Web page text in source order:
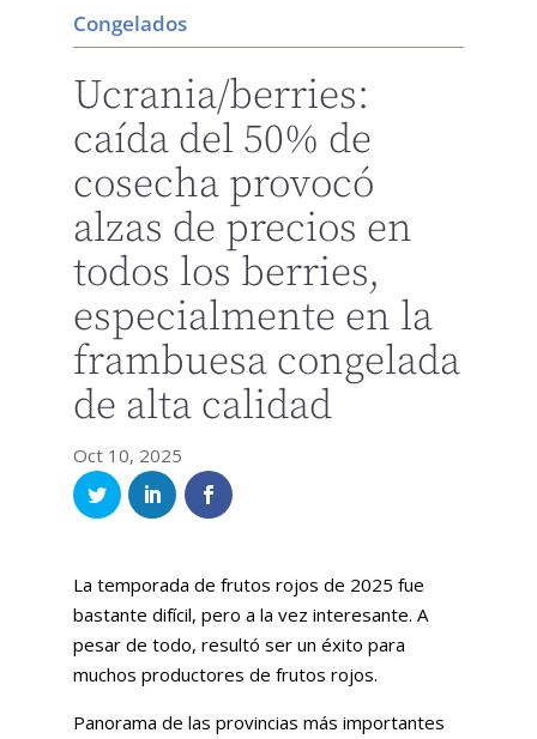
Congelados
Ucrania/berries:
caída del 50% de
cosecha provocó
alzas de precios en
todos los berries,
especialmente en la
frambuesa congelada
de alta calidad
Oct 10, 2025
La temporada de frutos rojos de 2025 fue
bastante difícil, pero a la vez interesante. A
pesar de todo, resultó ser un éxito para
muchos productores de frutos rojos.
Panorama de las provincias más importantes